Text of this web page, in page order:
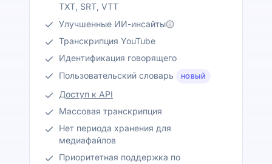
TXT, SRT, VTT
Улучшенные ИИ-инсайты
Транскрипция YouTube
Идентификация говорящего
Пользовательский словарь
НОВЫЙ
Доступ к API
Массовая транскрипция
Нет периода хранения для
медиафайлов
Приоритетная поддержка по